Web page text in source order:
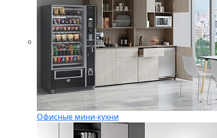
Офисные мини-кухни